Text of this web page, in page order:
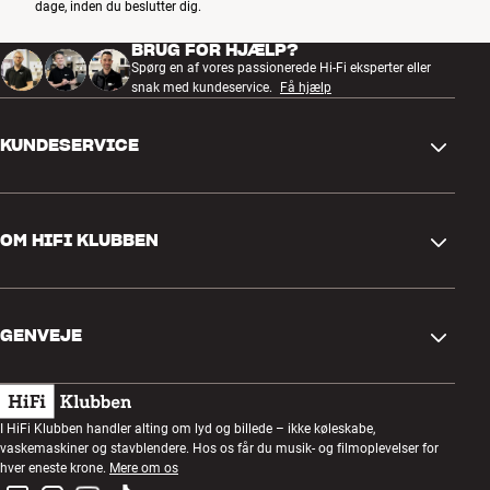
Mere fra Denon
dage, inden du beslutter dig.
BRUG FOR HJÆLP?
Spørg en af vores passionerede Hi-Fi eksperter eller
snak med kundeservice.
Få hjælp
KUNDESERVICE
Retur og reklamation
Fortryd ordre
Handelsbetingelser
Privatlivspolitik
OM HIFI KLUBBEN
Kundeklub
Lytteaften
Konkurrencer
GENVEJE
Gavekort
Byg med lyd
Montering og installation
I HiFi Klubben handler alting om lyd og billede – ikke køleskabe,
vaskemaskiner og stavblendere. Hos os får du musik- og filmoplevelser for
hver eneste krone. Mere om os